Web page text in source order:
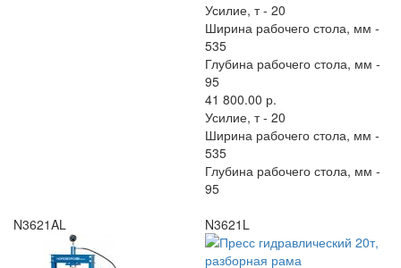
Усилие, т - 20
Ширина рабочего стола, мм -
535
Глубина рабочего стола, мм -
95
41 800.00 р.
Усилие, т - 20
Ширина рабочего стола, мм -
535
Глубина рабочего стола, мм -
95
N3621AL
N3621L